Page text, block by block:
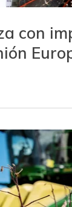
con